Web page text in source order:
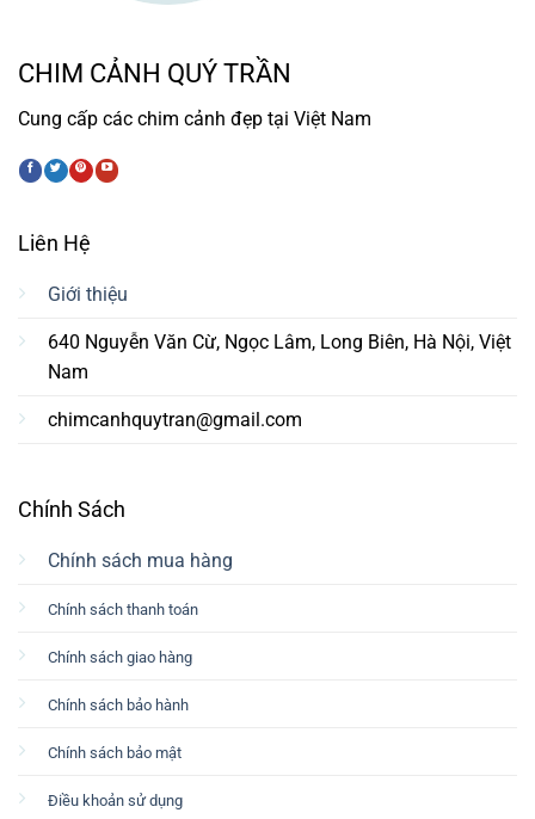
CHIM CẢNH QUÝ TRẦN
Cung cấp các chim cảnh đẹp tại Việt Nam
Liên Hệ
Giới thiệu
640 Nguyễn Văn Cừ, Ngọc Lâm, Long Biên, Hà Nội, Việt
Nam
chimcanhquytran@gmail.com
Chính Sách
Chính sách mua hàng
Chính sách thanh toán
Chính sách giao hàng
Chính sách bảo hành
Chính sách bảo mật
Điều khoản sử dụng